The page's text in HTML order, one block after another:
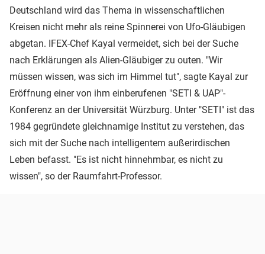
Deutschland wird das Thema in wissenschaftlichen
Kreisen nicht mehr als reine Spinnerei von Ufo-Gläubigen
abgetan. IFEX-Chef Kayal vermeidet, sich bei der Suche
nach Erklärungen als Alien-Gläubiger zu outen. "Wir
müssen wissen, was sich im Himmel tut", sagte Kayal zur
Eröffnung einer von ihm einberufenen "SETI & UAP"-
Konferenz an der Universität Würzburg. Unter "SETI" ist das
1984 gegründete gleichnamige Institut zu verstehen, das
sich mit der Suche nach intelligentem außerirdischen
Leben befasst. "Es ist nicht hinnehmbar, es nicht zu
wissen", so der Raumfahrt-Professor.